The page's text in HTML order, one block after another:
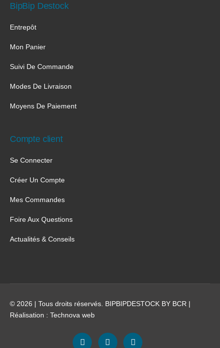
BipBip Destock
Entrepôt
Mon Panier
Suivi De Commande
Modes De Livraison
Moyens De Paiement
Compte client
Se Connecter
Créer Un Compte
Mes Commandes
Foire Aux Questions
Actualités & Conseils
© 2026 | Tous droits réservés. BIPBIPDESTOCK BY BCR |
Réalisation : Technova web